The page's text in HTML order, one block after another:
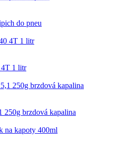
do pneu
1 litr
brzdová kapalina